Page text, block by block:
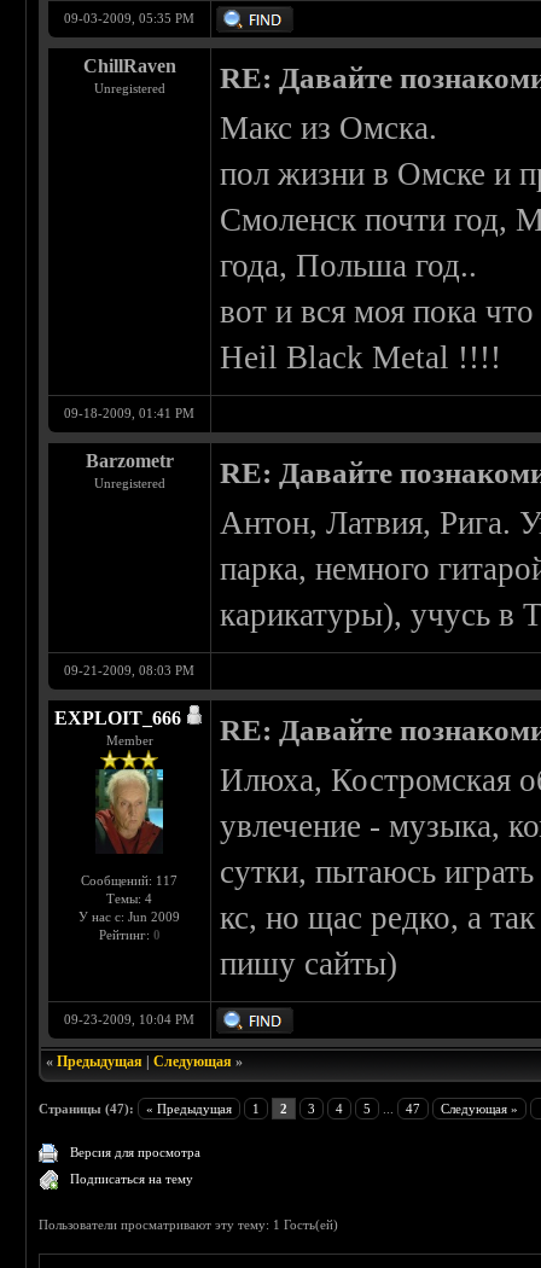
09-03-2009, 05:35 PM
ChillRaven
Unregistered RE: Давайте
Макс из Омска.
пол жизни в Омске и
Смоленск почти год,
года, Польша год..
вот и вся моя пока
Heil Black Metal !!!!
09-18-2009, 01:41 PM
Barzometr
Unregistered RE: Давайте
Антон, Латвия, Рига.
парка, немного
карикатуры), учусь в
09-21-2009, 08:03 PM
EXPLOIT_666
Member
Сообщений: 117
Темы: 4
У нас с: Jun 2009
Рейтинг: 0
RE: Давайте
Илюха, Костромская
увлечение - музыка,
сутки, пытаюсь
кс, но щас редко, а
пишу сайты)
09-23-2009, 10:04 PM
«Предыдущая |Следующая »
Страницы (47): « Предыдущая 1 2 3 4 5 47 Следующая »
Версия для просмотра
Подписаться на тему
Пользователи просматривают эту тему: 1 Гость(ей)